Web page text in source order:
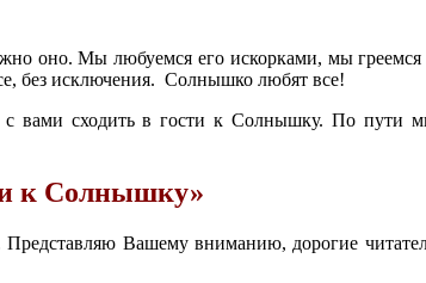
оно. Мы любуемся его искорками, мы
без исключения. Солнышко любят все!
с вами сходить в гости к Солнышку. По пути
к Солнышку»
Представляю Вашему вниманию, дорогие